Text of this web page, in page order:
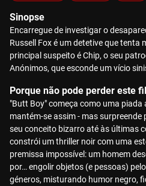
Sinopse
Encarregue de investigar o
Russell Fox é um detetive que tenta
principal suspeito é Chip, o seu
Anónimos, que esconde um vício
Porque não pode perder este
"Butt Boy" começa como uma piada
mantém-se assim - mas surpreende
seu conceito bizarro até às últimas
constrói um thriller noir com uma
premissa impossível: um homem
por… engolir objetos (e pessoas)
géneros, misturando humor negro,